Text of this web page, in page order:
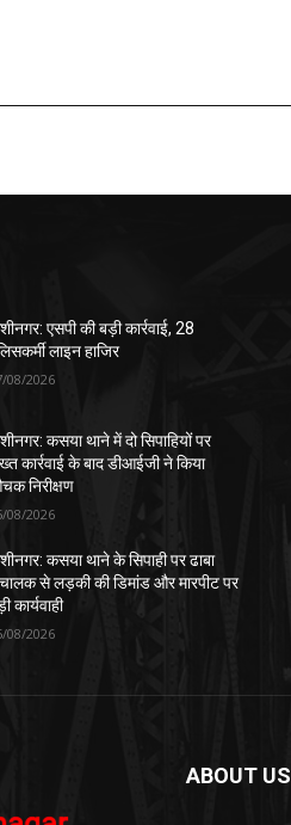
एसपी की बड़ी कार्रवाई, 28
लाइन हाजिर
08/2026
कसया थाने में दो सिपाहियों पर
कार्रवाई के बाद डीआईजी ने किया
निरीक्षण
08/2026
कसया थाने के सिपाही पर ढाबा
से लड़की की डिमांड और मारपीट पर
कार्यवाही
08/2026
ABOUT US